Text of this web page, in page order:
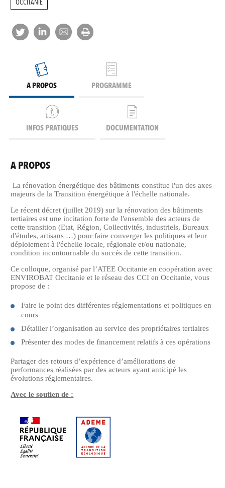
OCCITANIE
A PROPOS PROGRAMME
INFOS PRATIQUES DOCUMENTATION
A PROPOS
La rénovation énergétique des bâtiments constitue l'un des axes
majeurs de la Transition énergétique à l'échelle nationale.
Le récent décret (juillet 2019) sur la rénovation des bâtiments
tertiaires est une incitation forte de l'ensemble des acteurs de
cette transition (Etat, Région, Collectivités, industriels, Bureaux
d'études, artisans …) pour faire converger les politiques et leur
déploiement à l'échelle locale, régionale et/ou nationale,
condition incontournable du succès de cette transition.
Ce colloque, organisé par l’ATEE Occitanie en coopération avec
ENVIROBAT Occitanie et le réseau des CCI en Occitanie, vous
propose de :
Faire le point des différentes réglementations et politiques en
cours
Détailler l’organisation au service des propriétaires tertiaires
Présenter des modes de financement relatifs à ces opérations
Partager des retours d’expérience d’améliorations de
performances réalisées par des acteurs ayant anticipé les
évolutions réglementaires.
Avec le soutien de :